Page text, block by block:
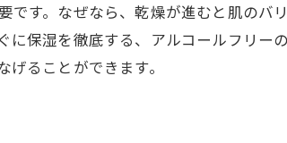
差に負けないニキビケアの極意
かした肌バリア強化の実践術
ス対策に役立つ美容法とケア方法
す。なぜなら、乾燥が進むと肌のバ
保湿を徹底する、アルコールフリー
ることができます。